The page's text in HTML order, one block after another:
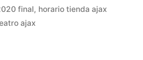
final, horario tienda ajax
ajax